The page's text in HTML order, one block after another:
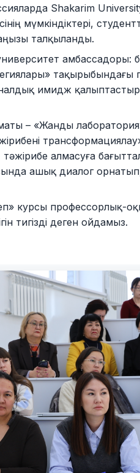
Shakarim
мүмкіндіктері,
талқыланды.
амбассадоры:
имидж
– «Жанды
тәжірибе алмасуға
ашық диалог
курсы профессорлық-
тигізді деген ойдамыз.